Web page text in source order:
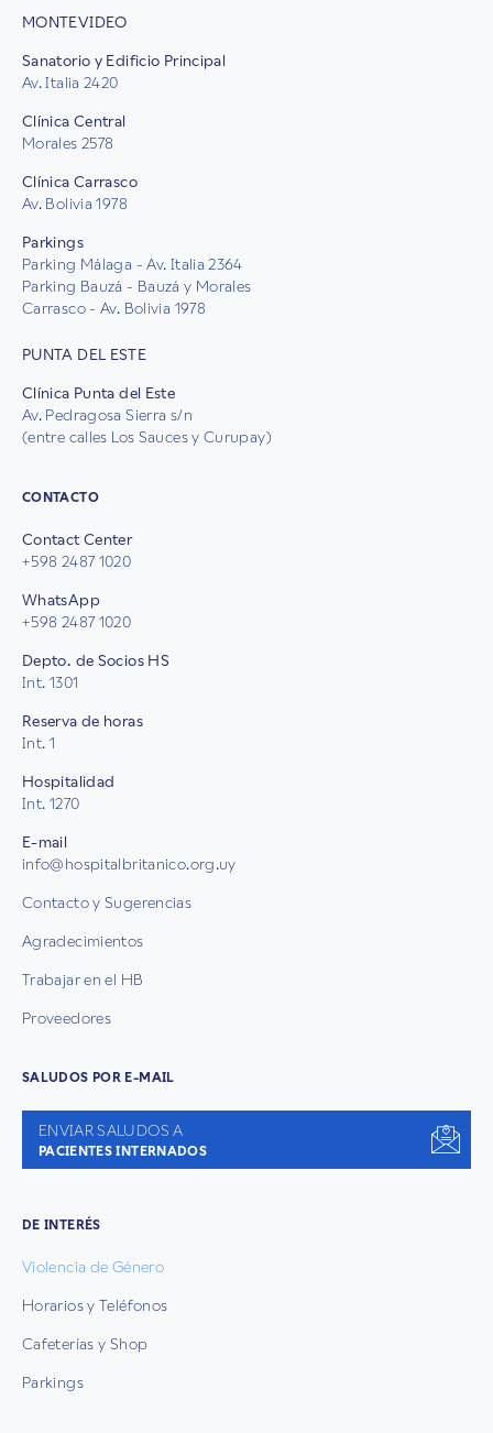
MONTEVIDEO
Sanatorio y Edificio Principal
Av. Italia 2420
Clínica Central
Morales 2578
Clínica Carrasco
Av. Bolivia 1978
Parkings
Parking Málaga - Av. Italia 2364
Parking Bauzá - Bauzá y Morales
Carrasco - Av. Bolivia 1978
PUNTA DEL ESTE
Clínica Punta del Este
Av. Pedragosa Sierra s/n
(entre calles Los Sauces y Curupay)
CONTACTO
Contact Center
+598 2487 1020
WhatsApp
+598 2487 1020
Depto. de Socios HS
Int. 1301
Reserva de horas
Int. 1
Hospitalidad
Int. 1270
E-mail
info@hospitalbritanico.org.uy
Contacto y Sugerencias
Agradecimientos
Trabajar en el HB
Proveedores
SALUDOS POR E-MAIL
ENVIAR SALUDOS A
PACIENTES INTERNADOS
DE INTERÉS
Violencia de Género
Horarios y Teléfonos
Cafeterías y Shop
Parkings